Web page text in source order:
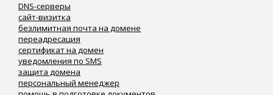
DNS-серверы
сайт-визитка
безлимитная почта на домене
переадресация
сертификат на домен
уведомления по SMS
защита домена
персональный менеджер